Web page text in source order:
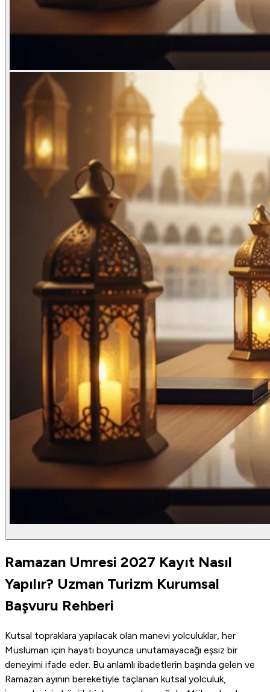
Ramazan Umresi 2027 Kayıt Nasıl
Yapılır? Uzman Turizm Kurumsal
Başvuru Rehberi
Kutsal topraklara yapılacak olan manevi yolculuklar, her
Müslüman için hayatı boyunca unutamayacağı eşsiz bir
deneyimi ifade eder. Bu anlamlı ibadetlerin başında gelen ve
Ramazan ayının bereketiyle taçlanan kutsal yolculuk,